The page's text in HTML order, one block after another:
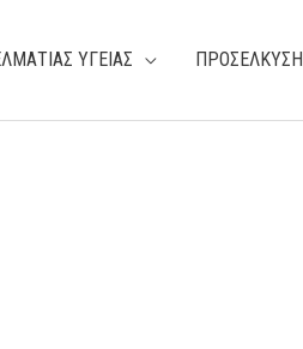
ΥΓΕΙΑΣ ΠΡΟΣΕΛΚΥΣΗ